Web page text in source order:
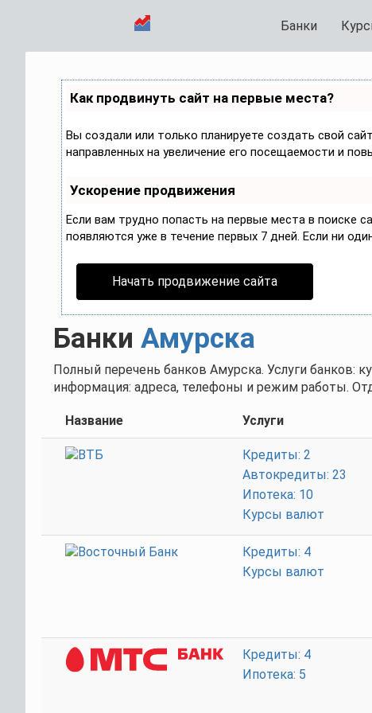
Банки
Как продвинуть сайт на первые места?
Вы создали или только планируете создать свой
направленных на увеличение его посещаемости и
Ускорение продвижения
Если вам трудно попасть на первые места в поиске
появляются уже в течение первых 7 дней. Если ни
Начать продвижение сайта
Банки Амурска
Полный перечень банков Амурска. Услуги банков:
информация: адреса, телефоны и режим работы.
Название Услуги
Кредиты: 2
Автокредиты: 23
Ипотека: 10
Курсы валют
Кредиты: 4
Курсы валют
Кредиты: 4
Ипотека: 5